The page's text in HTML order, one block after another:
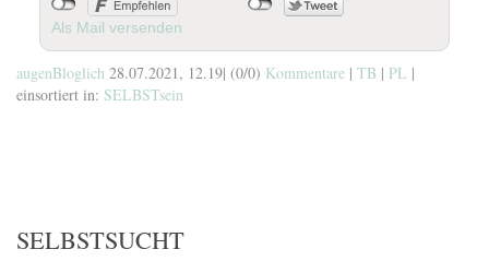
Als Mail versenden
augenBloglich 28.07.2021, 12.19| (0/0) Kommentare | TB | PL |
einsortiert in: SELBSTsein
SELBSTSUCHT